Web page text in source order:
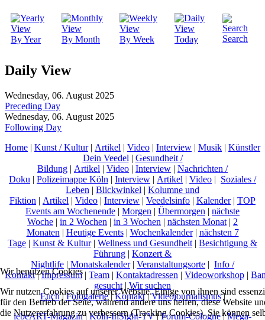
By Year By Month By Week Today Search
Daily View
Wednesday, 06. August 2025
Preceding Day
Wednesday, 06. August 2025
Following Day
Home | Kunst / Kultur| Artikel | Video | Interview | Musik | Künstler
Dein Veedel | Gesundheit /
Bildung | Artikel | Video | Interview | Nachrichten /
Doku | Polizeimappe Köln | Interview | Artikel | Video | Soziales /
Leben | Blickwinkel | Kolumne und
Fiktion | Artikel | Video | Interview | Veedelsinfo | Kalender| TOP
Events am Wochenende | Morgen | Übermorgen | nächste
Woche | in 2 Wochen | in 3 Wochen | nächsten Monat | 2
Monaten | Heutige Events| Wochenkalender| nächsten 7
Tage | Kunst & Kultur| Wellness und Gesundheit | Besichtigung &
Führung | Konzert &
Nightlife | Monatskalender| Veranstaltungsorte | Info /
Kontakt|Impressum| Team | Kontaktadressen | Videoworkshop |
gesucht | Wir suchen
Euch|Fotogalerie|Kontakt|Videojournalismus|
lebeART-Magazin| Köln-InSight-TV|Forum-Cologne|Mega-
Wir benutzen Cookies
Wir nutzen Cookies auf unserer Website. Einige von ihnen sind
für den Betrieb der Seite, während andere uns helfen, diese Website
die Nutzererfahrung zu verbessern (Tracking Cookies). Sie können